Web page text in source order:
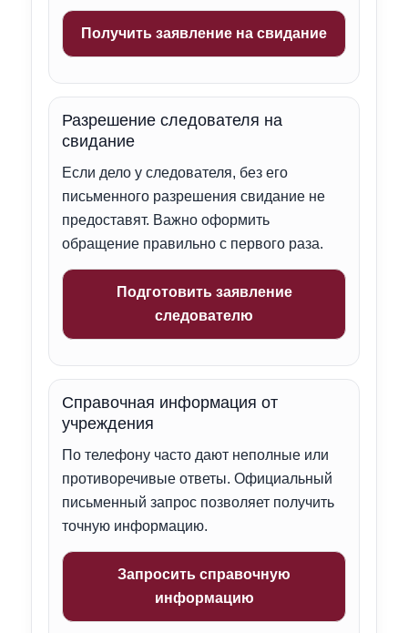
Получить заявление на свидание
Разрешение следователя на
свидание
Если дело у следователя, без его
письменного разрешения свидание не
предоставят. Важно оформить
обращение правильно с первого раза.
Подготовить заявление
следователю
Справочная информация от
учреждения
По телефону часто дают неполные или
противоречивые ответы. Официальный
письменный запрос позволяет получить
точную информацию.
Запросить справочную
информацию